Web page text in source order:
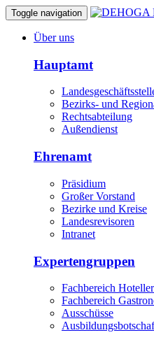
Toggle navigation
Über uns
Hauptamt
Bezirks- und
Rechtsabteilung
Außendienst
Ehrenamt
Präsidium
Großer Vorstand
Bezirke und Kreise
Landesrevisoren
Intranet
Expertengruppen
Fachbereich
Fachbereich
Ausschüsse